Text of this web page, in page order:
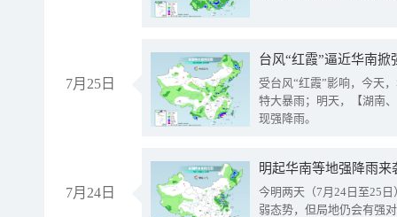
7月25日
台风“红霞”逼近华南
受台风“红霞”影响，今天
特大暴雨；明天，【湖南
现强降雨。
7月24日
明起华南等地强降雨
今明两天（7月24日至25
弱态势，但局地仍会有强